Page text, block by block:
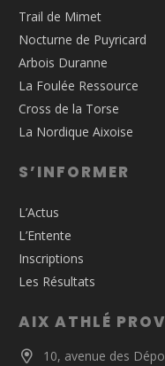
Trail de Mimet
Nocturne de Puyricard
Arbois Duranne
La Foulée Ressource
Cross de la Torse
La Nordique Aixoise
S’INFORMER
L’Actus
L’Entente
Inscriptions
Les Résultats
AIX ATHLÉ
10, avenue des